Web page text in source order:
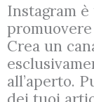
Instagram
Crea un
all’aperto.